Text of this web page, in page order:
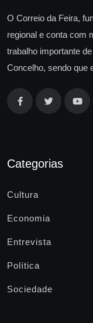
O Correio da Feira,
regional e conta com
trabalho importante
Concelho, sendo que
Categorias
Cultura
Economia
Entrevista
Política
Sociedade